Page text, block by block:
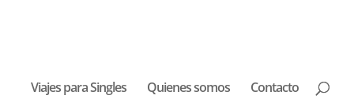
Viajes para Singles Quienes somos Contacto